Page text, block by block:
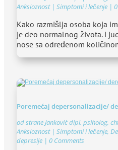
Anksioznost | Simptomi i lečenje |
Kako razmišlja osoba koja
je deo normalnog života.
nose sa određenom
Poremećaj depersonalizacije/
od straneJanković dipl. psiholog,
Anksioznost | Simptomi i lečenje,
depresije | 0 Comments